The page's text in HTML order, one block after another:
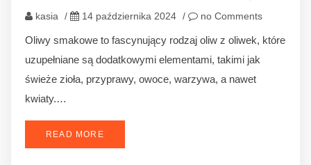
kasia / 14 października 2024 / no Comments
Oliwy smakowe to fascynujący rodzaj oliw z oliwek, które
uzupełniane są dodatkowymi elementami, takimi jak
świeże zioła, przyprawy, owoce, warzywa, a nawet
kwiaty.…
READ MORE